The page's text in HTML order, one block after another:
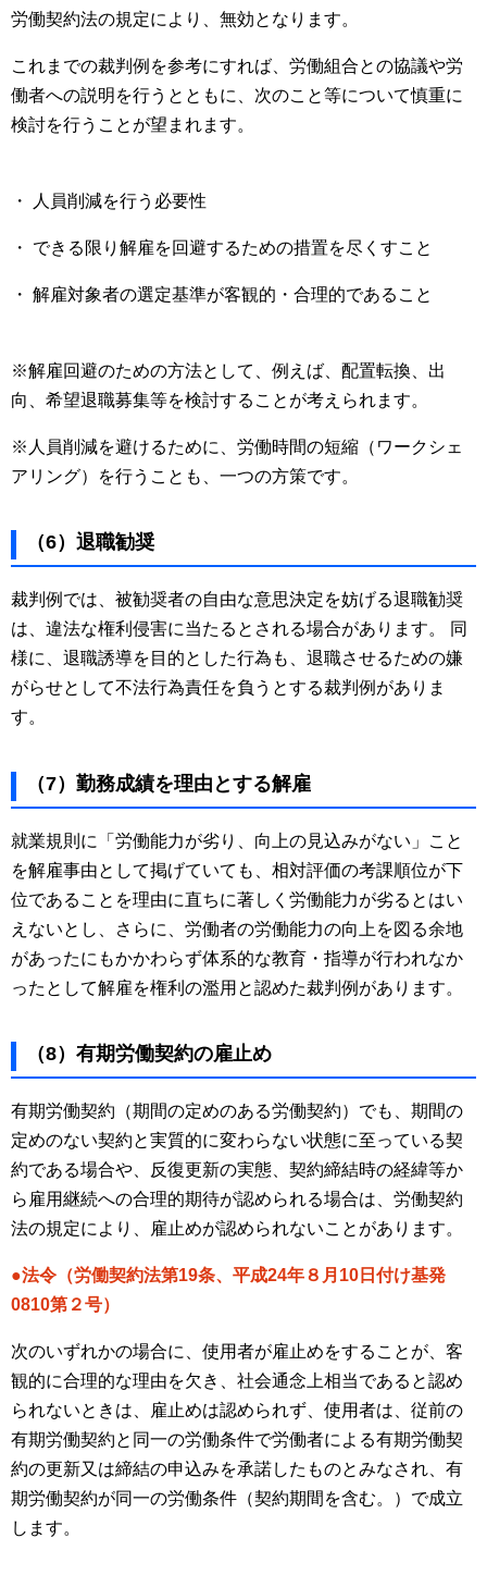
労働契約法の規定により、無効となります。
これまでの裁判例を参考にすれば、労働組合との協議や労
働者への説明を行うとともに、次のこと等について慎重に
検討を行うことが望まれます。
・ 人員削減を行う必要性
・ できる限り解雇を回避するための措置を尽くすこと
・ 解雇対象者の選定基準が客観的・合理的であること
※解雇回避のための方法として、例えば、配置転換、出
向、希望退職募集等を検討することが考えられます。
※人員削減を避けるために、労働時間の短縮（ワークシェ
アリング）を行うことも、一つの方策です。
（6）退職勧奨
裁判例では、被勧奨者の自由な意思決定を妨げる退職勧奨
は、違法な権利侵害に当たるとされる場合があります。 同
様に、退職誘導を目的とした行為も、退職させるための嫌
がらせとして不法行為責任を負うとする裁判例がありま
す。
（7）勤務成績を理由とする解雇
就業規則に「労働能力が劣り、向上の見込みがない」こと
を解雇事由として掲げていても、相対評価の考課順位が下
位であることを理由に直ちに著しく労働能力が劣るとはい
えないとし、さらに、労働者の労働能力の向上を図る余地
があったにもかかわらず体系的な教育・指導が行われなか
ったとして解雇を権利の濫用と認めた裁判例があります。
（8）有期労働契約の雇止め
有期労働契約（期間の定めのある労働契約）でも、期間の
定めのない契約と実質的に変わらない状態に至っている契
約である場合や、反復更新の実態、契約締結時の経緯等か
ら雇用継続への合理的期待が認められる場合は、労働契約
法の規定により、雇止めが認められないことがあります。
●法令（労働契約法第19条、平成24年８月10日付け基発
0810第２号）
次のいずれかの場合に、使用者が雇止めをすることが、客
観的に合理的な理由を欠き、社会通念上相当であると認め
られないときは、雇止めは認められず、使用者は、従前の
有期労働契約と同一の労働条件で労働者による有期労働契
約の更新又は締結の申込みを承諾したものとみなされ、有
期労働契約が同一の労働条件（契約期間を含む。）で成立
します。